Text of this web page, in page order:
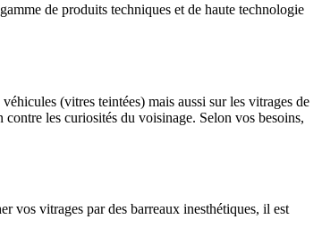
de produits techniques et de haute technologie
(vitres teintées) mais aussi sur les vitrages de
les curiosités du voisinage. Selon vos besoins,
vos vitrages par des barreaux inesthétiques, il est